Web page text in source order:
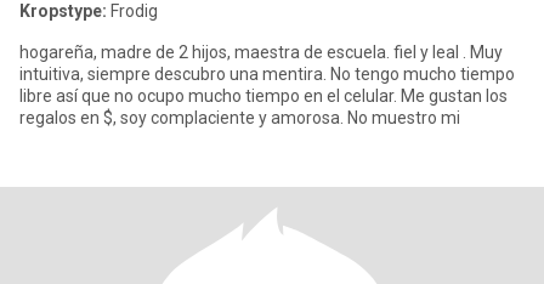
Kropstype: Frodig
hogareña, madre de 2 hijos, maestra de escuela. fiel y leal . Muy
intuitiva, siempre descubro una mentira. No tengo mucho tiempo
libre así que no ocupo mucho tiempo en el celular. Me gustan los
regalos en $, soy complaciente y amorosa. No muestro mi